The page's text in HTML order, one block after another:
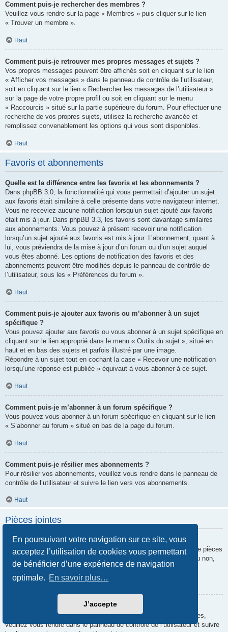
En poursuivant votre navigation sur ce site, vous
acceptez l’utilisation de cookies vous permettant
de bénéficier d’une expérience de navigation
optimale. En savoir plus…
J’accepte
Comment puis-je rechercher des membres ?
Veuillez vous rendre sur la page « Membres » puis cliquer sur le lien
« Trouver un membre ».
Haut
Comment puis-je retrouver mes propres messages et sujets ?
Vos propres messages peuvent être affichés soit en cliquant sur le lien
« Afficher vos messages » dans le panneau de contrôle de l’utilisateur,
soit en cliquant sur le lien « Rechercher les messages de l’utilisateur »
sur la page de votre propre profil ou soit en cliquant sur le menu
« Raccourcis » situé sur la partie supérieure du forum. Pour effectuer une
recherche de vos propres sujets, utilisez la recherche avancée et
remplissez convenablement les options qui vous sont disponibles.
Haut
Favoris et abonnements
Quelle est la différence entre les favoris et les abonnements ?
Dans phpBB 3.0, la fonctionnalité qui vous permettait d’ajouter un sujet
aux favoris était similaire à celle présente dans votre navigateur internet.
Vous ne receviez aucune notification lorsqu’un sujet ajouté aux favoris
était mis à jour. Dans phpBB 3.3, les favoris sont davantage similaires
aux abonnements. Vous pouvez à présent recevoir une notification
lorsqu’un sujet ajouté aux favoris est mis à jour. L’abonnement, quant à
lui, vous préviendra de la mise à jour d’un forum ou d’un sujet auquel
vous êtes abonné. Les options de notification des favoris et des
abonnements peuvent être modifiés depuis le panneau de contrôle de
l’utilisateur, sous les « Préférences du forum ».
Haut
Comment puis-je ajouter aux favoris ou m’abonner à un sujet
spécifique ?
Vous pouvez ajouter aux favoris ou vous abonner à un sujet spécifique en
cliquant sur le lien approprié dans le menu « Outils du sujet », situé en
haut et en bas des sujets et parfois illustré par une image.
Répondre à un sujet tout en cochant la case « Recevoir une notification
lorsqu’une réponse est publiée » équivaut à vous abonner à ce sujet.
Haut
Comment puis-je m’abonner à un forum spécifique ?
Vous pouvez vous abonner à un forum spécifique en cliquant sur le lien
« S’abonner au forum » situé en bas de la page du forum.
Haut
Comment puis-je résilier mes abonnements ?
Pour résilier vos abonnements, veuillez vous rendre dans le panneau de
contrôle de l’utilisateur et suivre le lien vers vos abonnements.
Haut
Pièces jointes
Quelles pièces jointes sont autorisées sur ce forum ?
Chaque administrateur peut autoriser ou interdire certains types de pièces
jointes. Si vous n’êtes pas certain de savoir ce qui est autorisé ou non,
nous vous invitons à contacter un administrateur du forum.
Comment puis-je retrouver toutes mes pièces jointes ?
Pour retrouver la liste des pièces jointes que vous avez transférées,
veuillez vous rendre dans le panneau de contrôle de l’utilisateur et suivre